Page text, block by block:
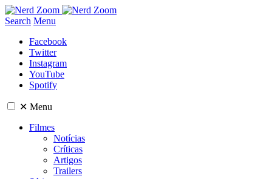
Search Menu
Facebook
Twitter
Instagram
YouTube
Spotify
✕ Menu
Filmes
Notícias
Críticas
Artigos
Trailers